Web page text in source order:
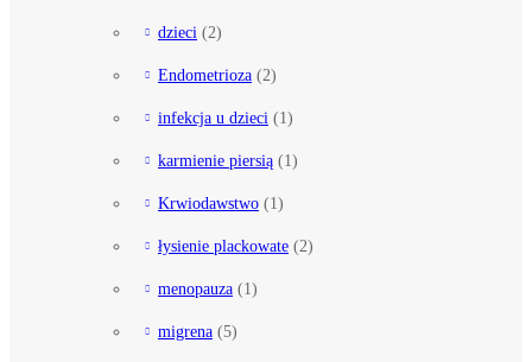
dzieci (2)
Endometrioza (2)
infekcja u dzieci (1)
karmienie piersią (1)
Krwiodawstwo (1)
łysienie plackowate (2)
menopauza (1)
migrena (5)